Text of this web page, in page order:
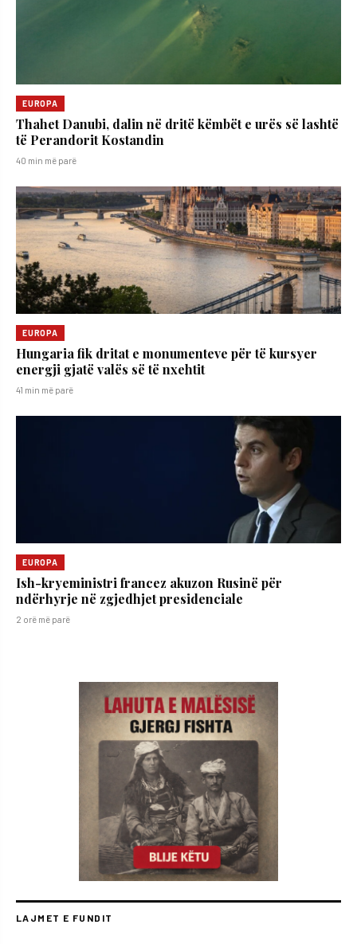
EUROPA
Thahet Danubi, dalin në dritë këmbët e urës së lashtë
të Perandorit Kostandin
40 min më parë
EUROPA
Hungaria fik dritat e monumenteve për të kursyer
energji gjatë valës së të nxehtit
41 min më parë
EUROPA
Ish-kryeministri francez akuzon Rusinë për
ndërhyrje në zgjedhjet presidenciale
2 orë më parë
LAJMET E FUNDIT